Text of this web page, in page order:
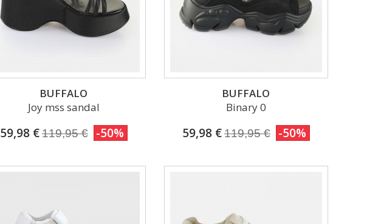
BUFFALO
Joy mss sandal
59,98 €119,95 € -50%
BUFFALO
Binary 0
59,98 €119,95 € -50%